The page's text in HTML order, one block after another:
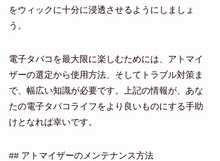
をウィックに十分に浸透させるようにしましょ
う。
電子タバコを最大限に楽しむためには、アトマイ
ザーの選定から使用方法、そしてトラブル対策ま
で、幅広い知識が必要です。上記の情報が、あな
たの電子タバコライフをより良いものにする手助
けとなれば幸いです。
## アトマイザーのメンテナンス方法